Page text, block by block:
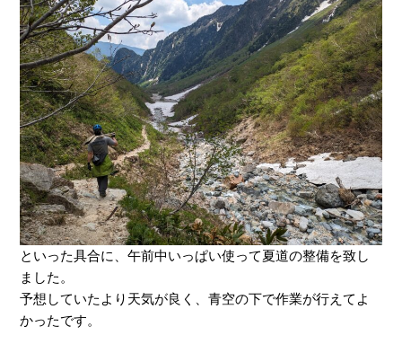
といった具合に、午前中いっぱい使って夏道の整備を致し
ました。
予想していたより天気が良く、青空の下で作業が行えてよ
かったです。